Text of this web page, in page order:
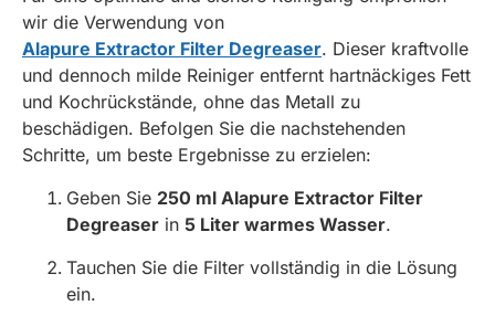
wir die Verwendung von
Alapure Extractor Filter Degreaser. Dieser kraftvolle
und dennoch milde Reiniger entfernt hartnäckiges Fett
und Kochrückstände, ohne das Metall zu
beschädigen. Befolgen Sie die nachstehenden
Schritte, um beste Ergebnisse zu erzielen:
Geben Sie 250 ml Alapure Extractor Filter
Degreaser in 5 Liter warmes Wasser.
Tauchen Sie die Filter vollständig in die Lösung
ein.